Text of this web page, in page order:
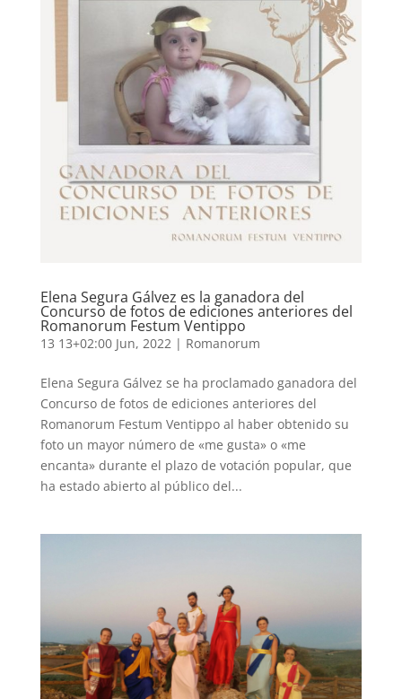
Elena Segura Gálvez es la ganadora del
Concurso de fotos de ediciones anteriores del
Romanorum Festum Ventippo
13 13+02:00 Jun, 2022 | Romanorum
Elena Segura Gálvez se ha proclamado ganadora del
Concurso de fotos de ediciones anteriores del
Romanorum Festum Ventippo al haber obtenido su
foto un mayor número de «me gusta» o «me
encanta» durante el plazo de votación popular, que
ha estado abierto al público del...